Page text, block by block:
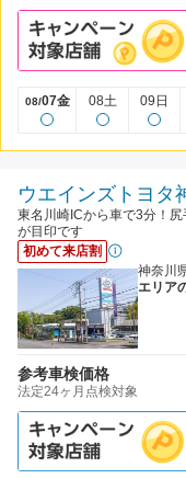
08/07金 08土 09日
ウエインズトヨ
東名川崎ICから車で3分！
が目印です
初めて来店割
神奈川
エリア
参考車検価格
法定24ヶ月点検対象